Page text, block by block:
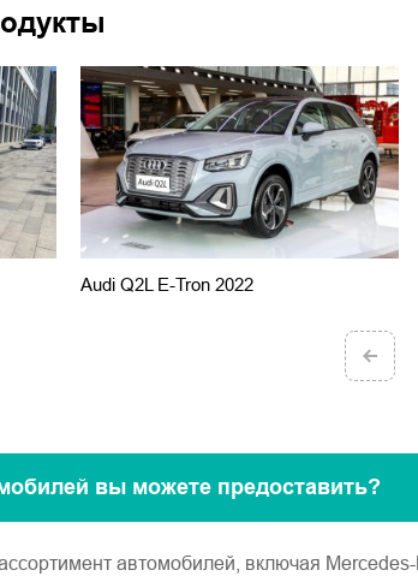
Audi Q2L E-Tron 2022
вы можете предоставить?
автомобилей, включая